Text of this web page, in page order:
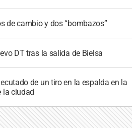
de cambio y dos “bombazos”
DT tras la salida de Bielsa
de un tiro en la espalda en la
la ciudad